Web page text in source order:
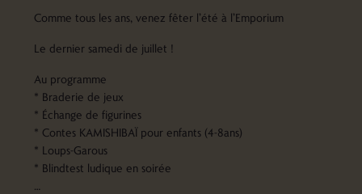
Comme tous les ans, venez fêter l’été à l’Emporium
Le dernier samedi de juillet !
Au programme
* Braderie de jeux
* Échange de figurines
* Contes KAMISHIBAÏ pour enfants (4-8ans)
* Loups-Garous
* Blindtest ludique en soirée
…